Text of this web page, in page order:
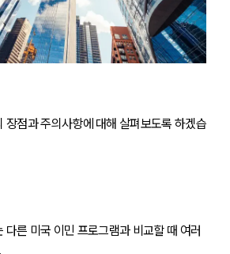
대륜의 강점
오시는 길
로벌 파트너 로펌
법률지식인
점과 주의사항에 대해 살펴보도록 하겠습
른 미국 이민 프로그램과 비교할 때 여러